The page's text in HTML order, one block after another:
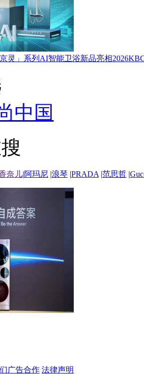
灵」系列AI智能卫浴新品亮相
中国
奈儿|阿玛尼 |浪琴 |PRADA |范思哲 |
广告合作 法律声明